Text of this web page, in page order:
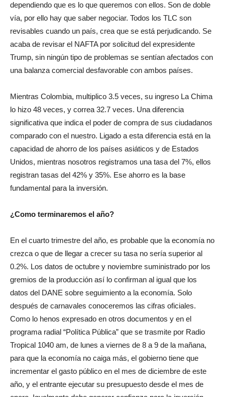
dependiendo que es lo que queremos con ellos. Son de doble
vía, por ello hay que saber negociar. Todos los TLC son
revisables cuando un país, crea que se está perjudicando. Se
acaba de revisar el NAFTA por solicitud del expresidente
Trump, sin ningún tipo de problemas se sentían afectados con
una balanza comercial desfavorable con ambos países.
Mientras Colombia, multiplico 3.5 veces, su ingreso La Chima
lo hizo 48 veces, y correa 32.7 veces. Una diferencia
significativa que indica el poder de compra de sus ciudadanos
comparado con el nuestro. Ligado a esta diferencia está en la
capacidad de ahorro de los países asiáticos y de Estados
Unidos, mientras nosotros registramos una tasa del 7%, ellos
registran tasas del 42% y 35%. Ese ahorro es la base
fundamental para la inversión.
¿Como terminaremos el año?
En el cuarto trimestre del año, es probable que la economía no
crezca o que de llegar a crecer su tasa no sería superior al
0.2%. Los datos de octubre y noviembre suministrado por los
gremios de la producción así lo confirman al igual que los
datos del DANE sobre seguimiento a la economía. Solo
después de carnavales conoceremos las cifras oficiales.
Como lo henos expresado en otros documentos y en el
programa radial “Política Pública” que se trasmite por Radio
Tropical 1040 am, de lunes a viernes de 8 a 9 de la mañana,
para que la economía no caiga más, el gobierno tiene que
incrementar el gasto público en el mes de diciembre de este
año, y el entrante ejecutar su presupuesto desde el mes de